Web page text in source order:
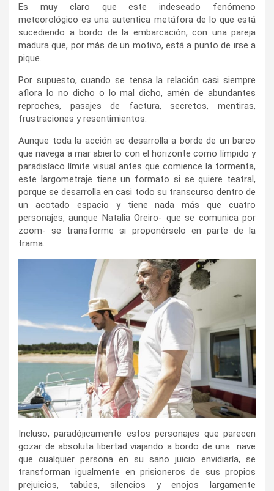
Es muy claro que este indeseado fenómeno
meteorológico es una autentica metáfora de lo que está
sucediendo a bordo de la embarcación, con una pareja
madura que, por más de un motivo, está a punto de irse a
pique.
Por supuesto, cuando se tensa la relación casi siempre
aflora lo no dicho o lo mal dicho, amén de abundantes
reproches, pasajes de factura, secretos, mentiras,
frustraciones y resentimientos.
Aunque toda la acción se desarrolla a borde de un barco
que navega a mar abierto con el horizonte como límpido y
paradisíaco límite visual antes que comience la tormenta,
este largometraje tiene un formato si se quiere teatral,
porque se desarrolla en casi todo su transcurso dentro de
un acotado espacio y tiene nada más que cuatro
personajes, aunque Natalia Oreiro- que se comunica por
zoom- se transforme si proponérselo en parte de la
trama.
Incluso, paradójicamente estos personajes que parecen
gozar de absoluta libertad viajando a bordo de una nave
que cualquier persona en su sano juicio envidiaría, se
transforman igualmente en prisioneros de sus propios
prejuicios, tabúes, silencios y enojos largamente